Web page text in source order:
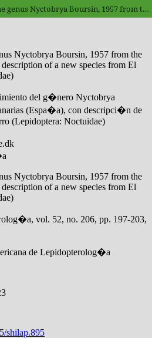
Further knowledge of the genus Nyctobrya Boursin, 1957 from the Canary Islands (Spain), with description of a new species from El Hierro (Lepidoptera: Noctuidae)